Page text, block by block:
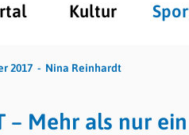
Kultur
2017 Nina Reinhardt
– Mehr als nur